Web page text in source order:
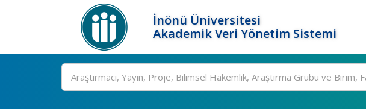
İnönü Üniversitesi
Akademik Veri Yönetim Sistemi
Ara